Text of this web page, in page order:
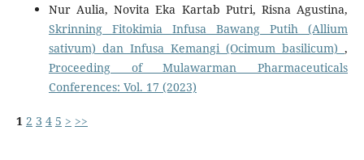
Nur Aulia, Novita Eka Kartab Putri, Risna Agustina,
Skrinning Fitokimia Infusa Bawang Putih (Allium
sativum) dan Infusa Kemangi (Ocimum basilicum),
Proceeding of Mulawarman Pharmaceuticals
Conferences: Vol. 17 (2023)
1 2 3 4 5 > >>